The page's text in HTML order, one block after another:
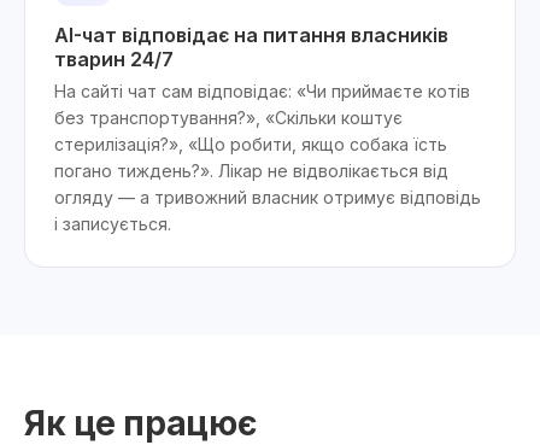
AI-чат відповідає на питання власників
тварин 24/7
На сайті чат сам відповідає: «Чи приймаєте котів
без транспортування?», «Скільки коштує
стерилізація?», «Що робити, якщо собака їсть
погано тиждень?». Лікар не відволікається від
огляду — а тривожний власник отримує відповідь
і записується.
Як це працює